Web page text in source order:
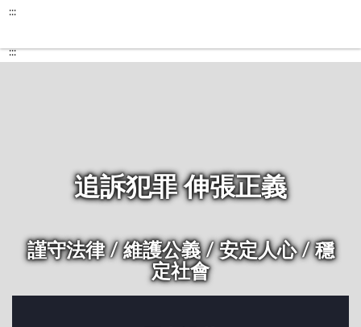
:::
:::
追訴犯罪 伸張正義
謹守法律 / 維護公義 / 安定人心 / 穩
定社會